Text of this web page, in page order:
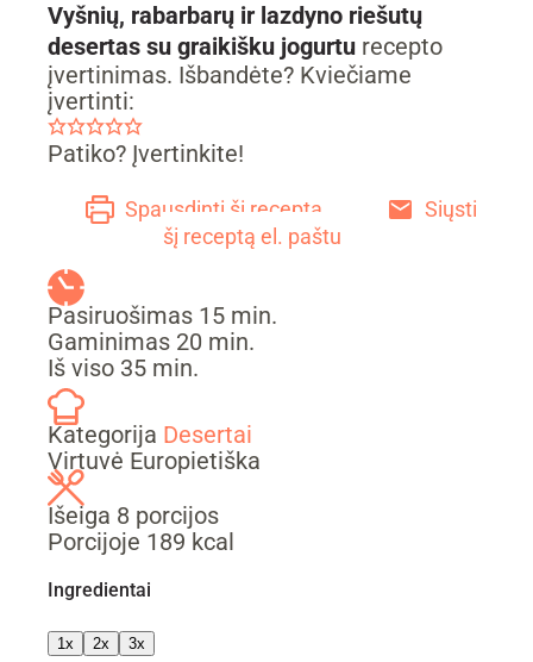
Vyšnių, rabarbarų ir lazdyno riešutų
desertas su graikišku jogurtu recepto
įvertinimas. Išbandėte? Kviečiame
įvertinti:
Patiko? Įvertinkite!
Spausdinti šį receptą
Siųsti
šį receptą el. paštu
Pasiruošimas 15min.
min.
Gaminimas 20 min.
min.
Iš viso 35min.
min.
Kategorija Desertai
Virtuvė Europietiška
Išeiga 8 porcijos
Porcijoje 189 kcal
Ingredientai
1x 2x 3x